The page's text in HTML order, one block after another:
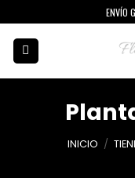
to
content
ENVÍO
INICIO /